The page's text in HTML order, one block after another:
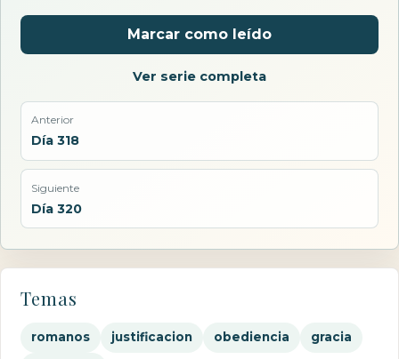
Marcar como leído
Ver serie completa
Anterior
Día 318
Siguiente
Día 320
Temas
romanos justificacion obediencia gracia